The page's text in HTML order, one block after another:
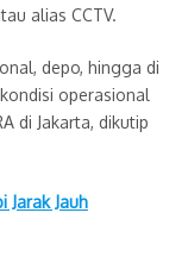
alias CCTV.
depo, hingga di
operasional
di Jakarta, dikutip
Jarak Jauh